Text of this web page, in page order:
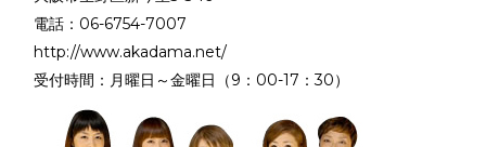
電話：06-6754-7007
http://www.akadama.net/
受付時間：月曜日～金曜日（9：00-17：30）